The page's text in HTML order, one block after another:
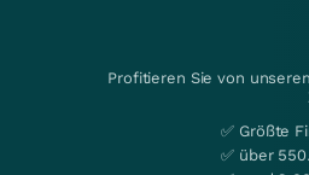
Profitieren Sie von
✅ Größte
✅ über